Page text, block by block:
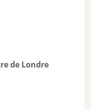
de Londre